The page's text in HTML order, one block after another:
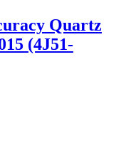
Quartz
(4J51-